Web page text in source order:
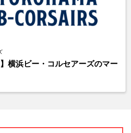
横浜ビー・コルセアーズのマー